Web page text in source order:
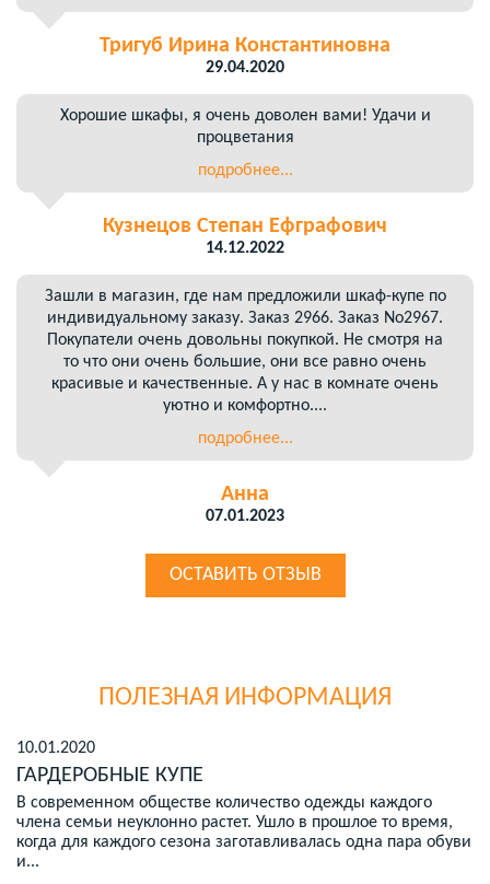
Тригуб Ирина Константиновна
29.04.2020
Хорошие шкафы, я очень доволен вами! Удачи и
процветания
подробнее...
Кузнецов Степан Ефграфович
14.12.2022
Зашли в магазин, где нам предложили шкаф-купе по
индивидуальному заказу. Заказ 2966. Заказ No2967.
Покупатели очень довольны покупкой. Не смотря на
то что они очень большие, они все равно очень
красивые и качественные. А у нас в комнате очень
уютно и комфортно....
подробнее...
Анна
07.01.2023
ОСТАВИТЬ ОТЗЫВ
ПОЛЕЗНАЯ ИНФОРМАЦИЯ
10.01.2020
ГАРДЕРОБНЫЕ КУПЕ
В современном обществе количество одежды каждого
члена семьи неуклонно растет. Ушло в прошлое то время,
когда для каждого сезона заготавливалась одна пара обуви
и...